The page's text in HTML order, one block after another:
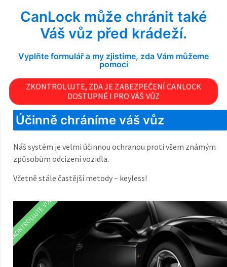
CanLock může chránit také
Váš vůz před krádeží.
Vyplňte formulář a my zjistíme, zda Vám můžeme
pomoci
ZKONTROLUJTE, ZDA JE ZABEZPEČENÍ CANLOCK
DOSTUPNÉ I PRO VÁŠ VŮZ
Účinně chráníme váš vůz
Náš systém je velmi účinnou ochranou proti všem známým
způsobům odcizení vozidla.
Včetně stále častější metody – keyless!
ZKONTROLUJTE VŮZ